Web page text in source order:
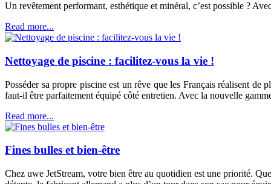
Un revêtement performant, esthétique et minéral, c’est possible ?
Read more...
Nettoyage de piscine : facilitez-vous la vie !
Posséder sa propre piscine est un rêve que les Français réalisent
faut-il être parfaitement équipé côté entretien. Avec la nouvelle
Read more...
Fines bulles et bien-être
Chez uwe JetStream, votre bien être au quotidien est une priorité.